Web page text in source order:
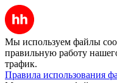
Мы используем файлы
правильную работу
трафик.
Правила использования